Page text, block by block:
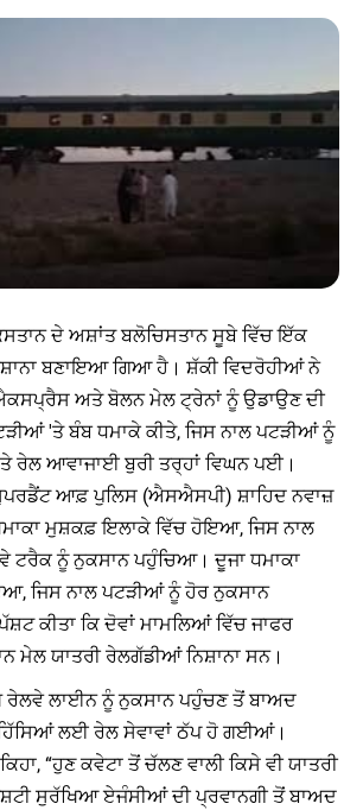
ਦੇ ਅਸ਼ਾਂਤ ਬਲੋਚਿਸਤਾਨ ਸੂਬੇ ਵਿੱਚ ਇੱਕ
ਬਣਾਇਆ ਗਿਆ ਹੈ। ਸ਼ੱਕੀ ਵਿਦਰੋਹੀਆਂ ਨੇ
ਅਤੇ ਬੋਲਨ ਮੇਲ ਟ੍ਰੇਨਾਂ ਨੂੰ ਉਡਾਉਣ ਦੀ
'ਤੇ ਬੰਬ ਧਮਾਕੇ ਕੀਤੇ, ਜਿਸ ਨਾਲ ਪਟੜੀਆਂ ਨੂੰ
ਰੇਲ ਆਵਾਜਾਈ ਬੁਰੀ ਤਰ੍ਹਾਂ ਵਿਘਨ ਪਈ।
ਆਫ਼ ਪੁਲਿਸ (ਐਸਐਸਪੀ) ਸ਼ਾਹਿਦ ਨਵਾਜ਼
ਮੁਸ਼ਕਫ਼ ਇਲਾਕੇ ਵਿੱਚ ਹੋਇਆ, ਜਿਸ ਨਾਲ
ਟਰੈਕ ਨੂੰ ਨੁਕਸਾਨ ਪਹੁੰਚਿਆ। ਦੂਜਾ ਧਮਾਕਾ
ਜਿਸ ਨਾਲ ਪਟੜੀਆਂ ਨੂੰ ਹੋਰ ਨੁਕਸਾਨ
ਕੀਤਾ ਕਿ ਦੋਵਾਂ ਮਾਮਲਿਆਂ ਵਿੱਚ ਜਾਫਰ
ਮੇਲ ਯਾਤਰੀ ਰੇਲਗੱਡੀਆਂ ਨਿਸ਼ਾਨਾ ਸਨ।
ਰੇਲਵੇ ਲਾਈਨ ਨੂੰ ਨੁਕਸਾਨ ਪਹੁੰਚਣ ਤੋਂ ਬਾਅਦ
ਲਈ ਰੇਲ ਸੇਵਾਵਾਂ ਠੱਪ ਹੋ ਗਈਆਂ।
“ਹੁਣ ਕਵੇਟਾ ਤੋਂ ਚੱਲਣ ਵਾਲੀ ਕਿਸੇ ਵੀ ਯਾਤਰੀ
ਸੁਰੱਖਿਆ ਏਜੰਸੀਆਂ ਦੀ ਪ੍ਰਵਾਨਗੀ ਤੋਂ ਬਾਅਦ